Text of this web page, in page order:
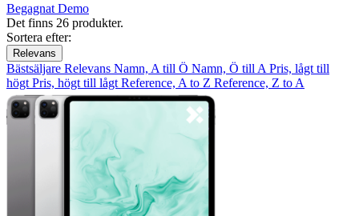
Begagnat Demo
Det finns 26 produkter.
Sortera efter:
Relevans
Bästsäljare Relevans Namn, A till Ö Namn, Ö till A Pris, lågt till
högt Pris, högt till lågt Reference, A to Z Reference, Z to A